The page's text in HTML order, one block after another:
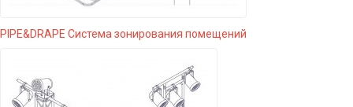
PIPE&DRAPE Система зонирования помещений